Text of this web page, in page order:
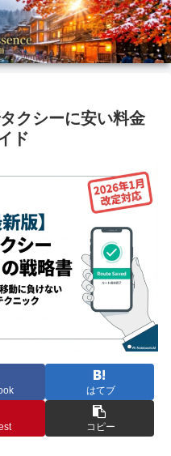
クシーに安い料金
ド
はてブ
コピー